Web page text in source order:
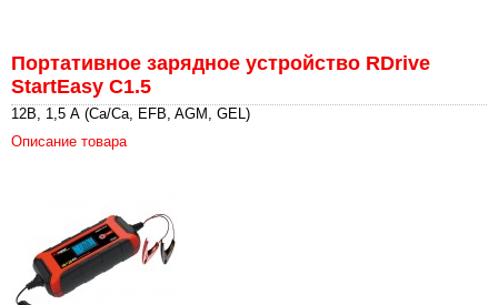
Портативное зарядное устройство RDrive
StartEasy C1.5
12В, 1,5 А (Ca/Ca, EFB, AGM, GEL)
Описание товара